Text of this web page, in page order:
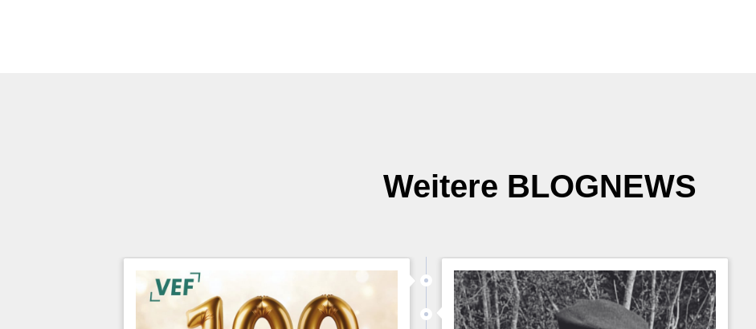
Weitere BLOGNEWS